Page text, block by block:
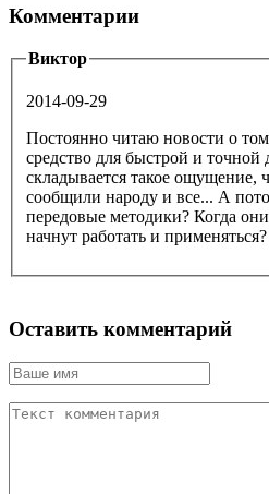
Комментарии
Виктор
2014-09-29
Постоянно читаю новости о
средство для быстрой и точной
складывается такое ощущение,
сообщили народу и все... А
передовые методики? Когда
начнут работать и применяться?
Оставить комментарий